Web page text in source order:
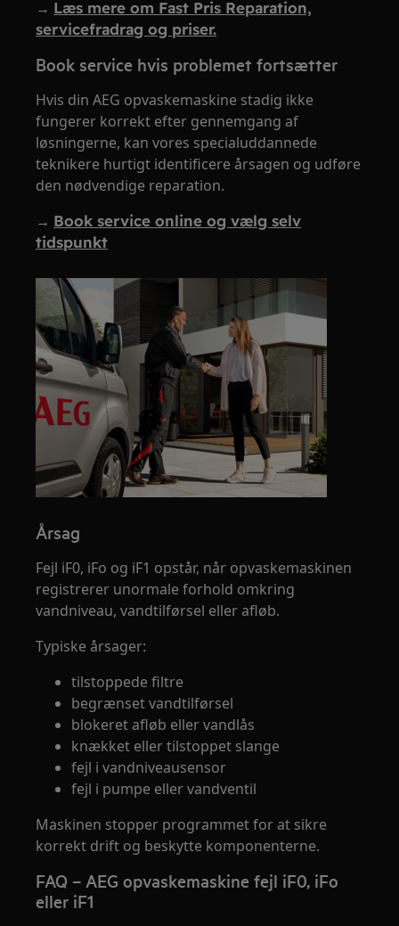
→ Læs mere om Fast Pris Reparation,
servicefradrag og priser.
Book service hvis problemet fortsætter
Hvis din AEG opvaskemaskine stadig ikke
fungerer korrekt efter gennemgang af
løsningerne, kan vores specialuddannede
teknikere hurtigt identificere årsagen og udføre
den nødvendige reparation.
→ Book service online og vælg selv
tidspunkt
Årsag
Fejl iF0, iFo og iF1 opstår, når opvaskemaskinen
registrerer unormale forhold omkring
vandniveau, vandtilførsel eller afløb.
Typiske årsager:
tilstoppede filtre
begrænset vandtilførsel
blokeret afløb eller vandlås
knækket eller tilstoppet slange
fejl i vandniveausensor
fejl i pumpe eller vandventil
Maskinen stopper programmet for at sikre
korrekt drift og beskytte komponenterne.
FAQ – AEG opvaskemaskine fejl iF0, iFo
eller iF1